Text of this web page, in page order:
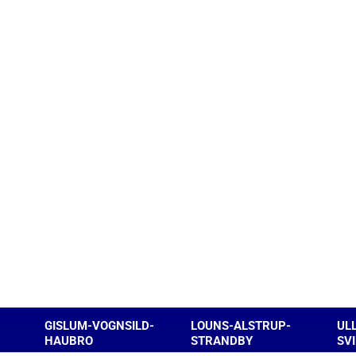
GISLUM-VOGNSILD-
HAUBRO
LOUNS-ALSTRUP-
STRANDBY